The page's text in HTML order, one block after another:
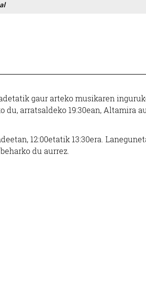
gaur arteko musikaren
arratsaldeko 19:30ean, Altamira
12:00etatik 13:30era.
du aurrez.